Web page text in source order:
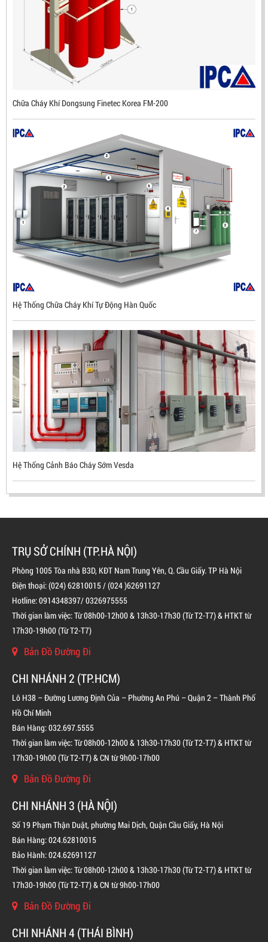
ĐẦU BÁO LỬA CHỐNG NỔ IR3- DX500 (MEKASENTRON
KOREA)
LIÊN HỆ
Mã sản phẩm: DX500
ĐẦU BÁO LỬA CHỐNG NỔ UV/IR- UX300 –
MEKASENTRON KOREA
LIÊN HỆ
Mã sản phẩm: UX300
BÌNH CHỮA CHÁY ĐỘC LẬP KHÍ FM200
BÌNH CHỮA CHÁY KHÍ FM200 CHO TỦ ĐIỆN
Chữa Cháy Khí Dongsung Finetec Korea FM-200
Hệ Thống Chữa Cháy Khí Tự Động Hàn Quốc
Hệ Thống Cảnh Báo Cháy Sớm Vesda
TRỤ SỞ CHÍNH (TP.HÀ NỘI)
Phòng 1005 Tòa nhà B3D, KĐT Nam Trung Yên, Q. Cầu Giấy. TP Hà Nội
Điện thoại: (024) 62810015 / (024 )62691127
Hotline: 0914348397/ 0326975555
Thời gian làm việc: Từ 08h00-12h00 & 13h30-17h30 (Từ T2-T7) & HTKT từ
17h30-19h00 (Từ T2-T7)
Bản Đồ Đường Đi
CHI NHÁNH 2 (TP.HCM)
Lô H38 – Đường Lương Định Của – Phường An Phú – Quận 2 – Thành Phố
Hồ Chí Minh
Bán Hàng: 032.697.5555
Thời gian làm việc: Từ 08h00-12h00 & 13h30-17h30 (Từ T2-T7) & HTKT từ
17h30-19h00 (Từ T2-T7) & CN từ 9h00-17h00
Bản Đồ Đường Đi
CHI NHÁNH 3 (HÀ NỘI)
Số 19 Phạm Thận Duật, phường Mai Dịch, Quận Cầu Giấy, Hà Nội
Bán Hàng: 024.62810015
Bảo Hành: 024.62691127
Thời gian làm việc: Từ 08h00-12h00 & 13h30-17h30 (Từ T2-T7) & HTKT từ
17h30-19h00 (Từ T2-T7) & CN từ 9h00-17h00
Bản Đồ Đường Đi
CHI NHÁNH 4 (THÁI BÌNH)